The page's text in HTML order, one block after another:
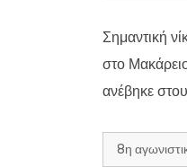
Σημαντική
στο
ανέβηκε
8η